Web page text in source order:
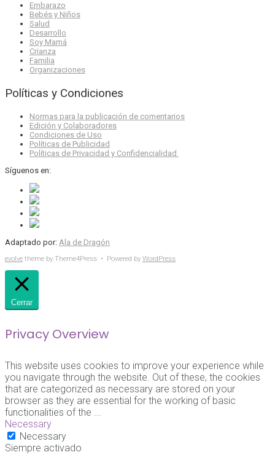
Embarazo
Bebés y Niños
Salud
Desarrollo
Soy Mamá
Crianza
Familia
Organizaciones
Políticas y Condiciones
Normas para la publicación de comentarios
Edición y Colaboradores
Condiciones de Uso
Políticas de Publicidad
Políticas de Privacidad y Confidencialidad
Síguenos en:
Adaptado por: Ala de Dragón
evolve theme by Theme4Press • Powered by WordPress
Cerrar
Privacy Overview
This website uses cookies to improve your experience while
you navigate through the website. Out of these, the cookies
that are categorized as necessary are stored on your
browser as they are essential for the working of basic
functionalities of the ...
Necessary
Necessary
Siempre activado